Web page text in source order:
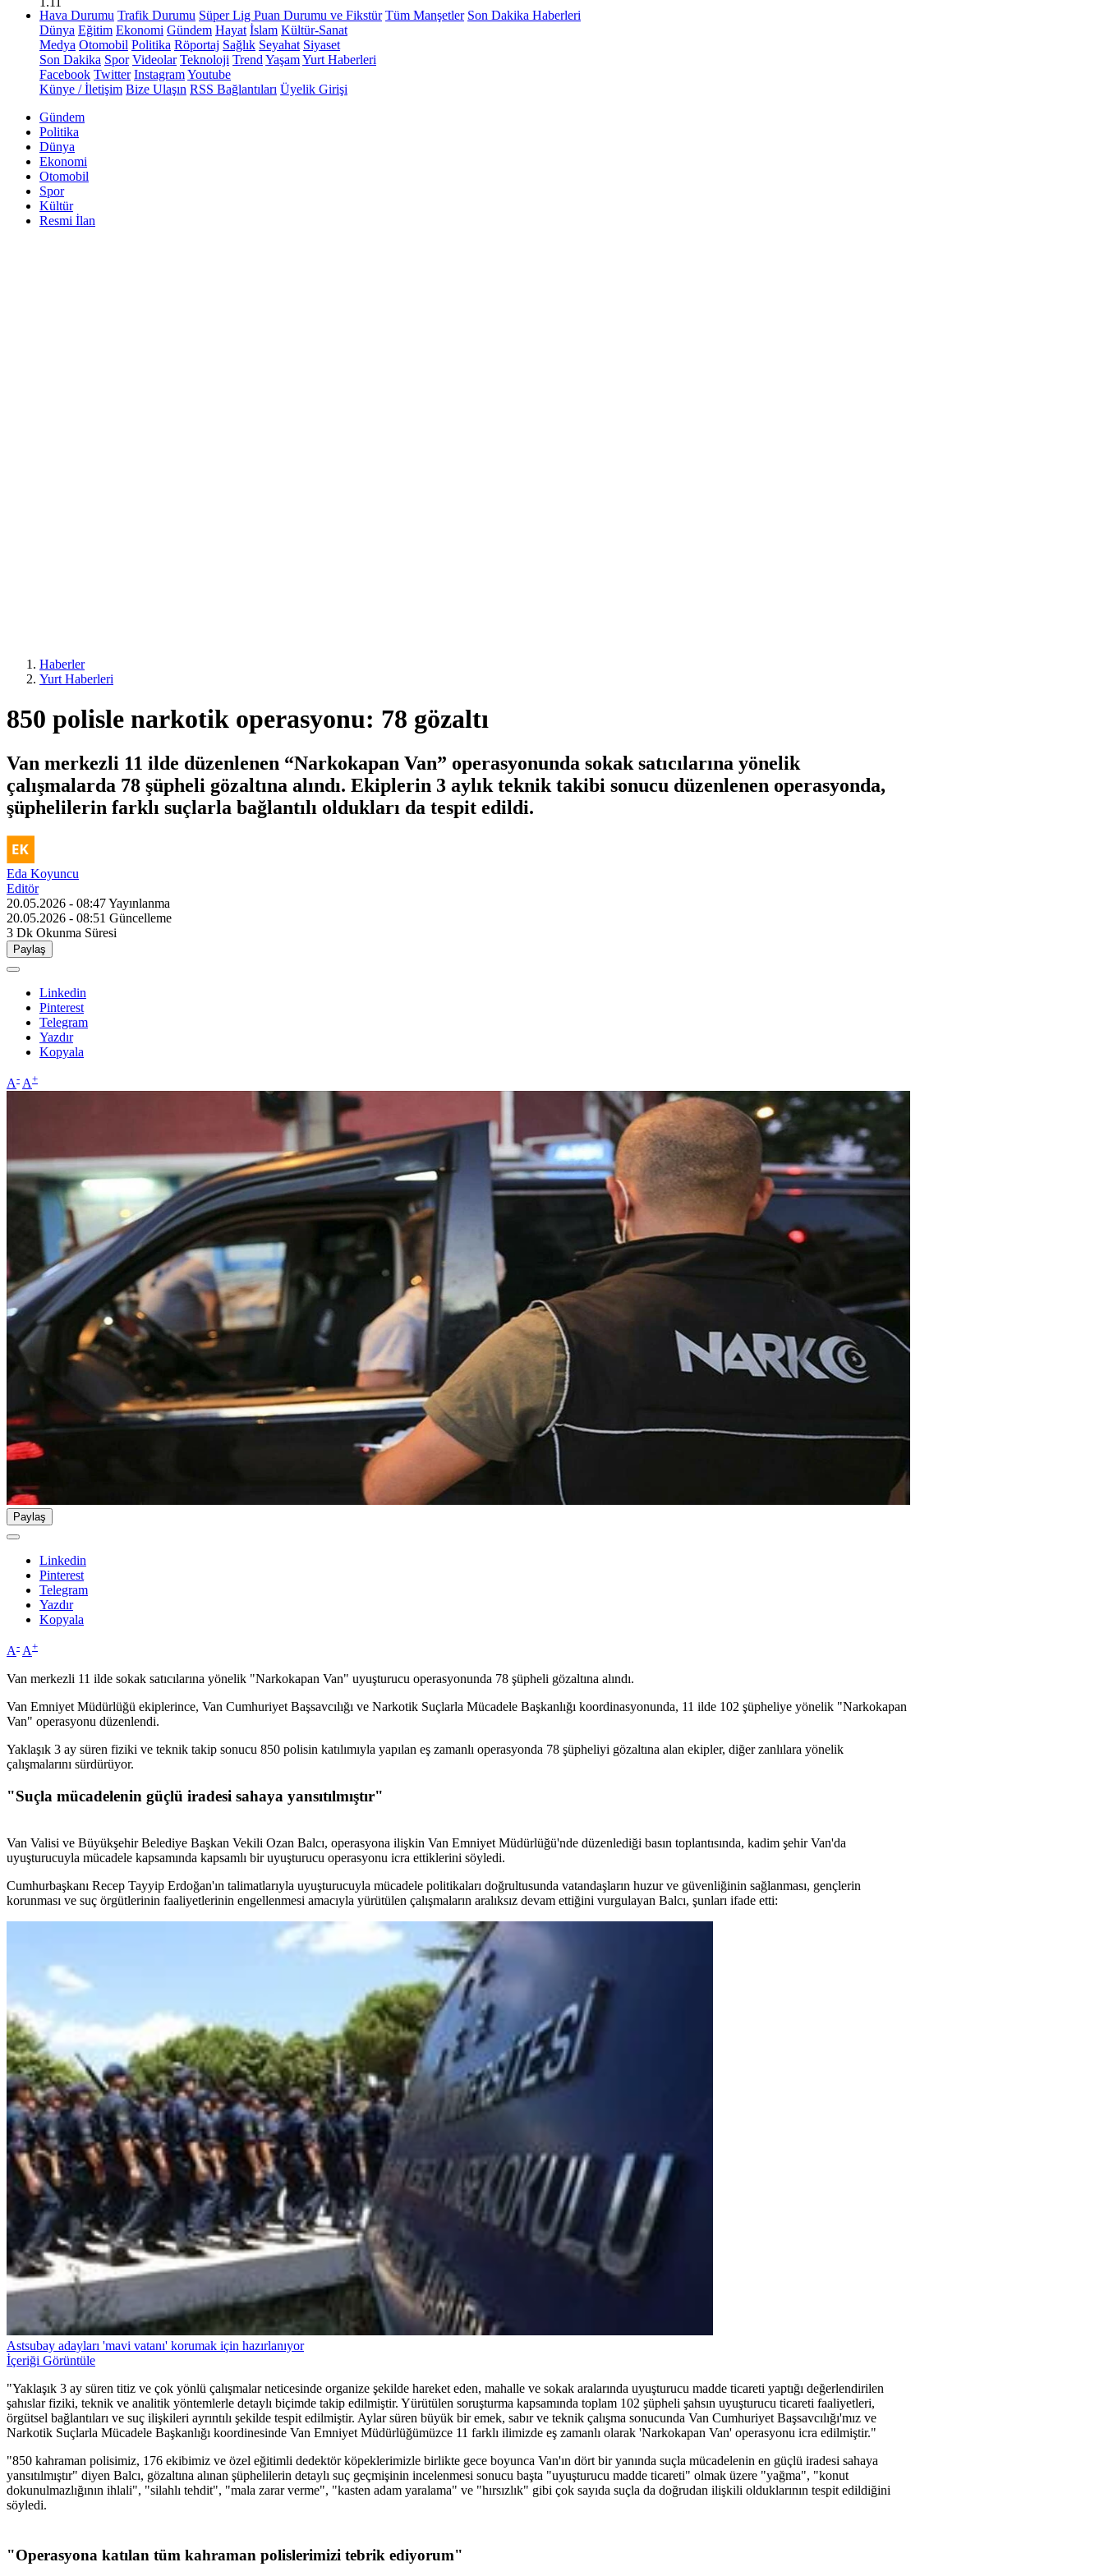
Hava Durumu Trafik Durumu Süper Lig Puan Durumu ve Fikstür Tüm Manşetler Son Dakika Haberleri
Dünya Eğitim Ekonomi Gündem Hayat İslam Kültür-Sanat
Medya Otomobil Politika Röportaj Sağlık Seyahat Siyaset
Son Dakika Spor Videolar Teknoloji Trend YaşamYurt Haberleri
Facebook Twitter InstagramYoutube
Künye / İletişim Bize Ulaşın RSS Bağlantıları Üyelik Girişi
Gündem
Politika
Dünya
Ekonomi
Otomobil
Spor
Kültür
Resmi İlan
Haberler
Yurt Haberleri
850 polisle narkotik operasyonu: 78 gözaltı
Van merkezli 11 ilde düzenlenen “Narkokapan Van” operasyonunda sokak satıcılarına yönelik
çalışmalarda 78 şüpheli gözaltına alındı. Ekiplerin 3 aylık teknik takibi sonucu düzenlenen operasyonda,
şüphelilerin farklı suçlarla bağlantılı oldukları da tespit edildi.
Eda Koyuncu
Editör
20.05.2026 - 08:47Yayınlanma
20.05.2026 - 08:51 Güncelleme
3 Dk Okunma Süresi
Paylaş
Linkedin
Pinterest
Telegram
Yazdır
Kopyala
A- A+
Paylaş
Linkedin
Pinterest
Telegram
Yazdır
Kopyala
A- A+
Van merkezli 11 ilde sokak satıcılarına yönelik "Narkokapan Van" uyuşturucu operasyonunda 78 şüpheli gözaltına alındı.
Van Emniyet Müdürlüğü ekiplerince, Van Cumhuriyet Başsavcılığı ve Narkotik Suçlarla Mücadele Başkanlığı koordinasyonunda, 11 ilde 102 şüpheliye yönelik "Narkokapan
Van" operasyonu düzenlendi.
Yaklaşık 3 ay süren fiziki ve teknik takip sonucu 850 polisin katılımıyla yapılan eş zamanlı operasyonda 78 şüpheliyi gözaltına alan ekipler, diğer zanlılara yönelik
çalışmalarını sürdürüyor.
"Suçla mücadelenin güçlü iradesi sahaya yansıtılmıştır"
Van Valisi ve Büyükşehir Belediye Başkan Vekili Ozan Balcı, operasyona ilişkin Van Emniyet Müdürlüğü'nde düzenlediği basın toplantısında, kadim şehir Van'da
uyuşturucuyla mücadele kapsamında kapsamlı bir uyuşturucu operasyonu icra ettiklerini söyledi.
Cumhurbaşkanı Recep Tayyip Erdoğan'ın talimatlarıyla uyuşturucuyla mücadele politikaları doğrultusunda vatandaşların huzur ve güvenliğinin sağlanması, gençlerin
korunması ve suç örgütlerinin faaliyetlerinin engellenmesi amacıyla yürütülen çalışmaların aralıksız devam ettiğini vurgulayan Balcı, şunları ifade etti:
Astsubay adayları 'mavi vatanı' korumak için hazırlanıyor
İçeriği Görüntüle
"Yaklaşık 3 ay süren titiz ve çok yönlü çalışmalar neticesinde organize şekilde hareket eden, mahalle ve sokak aralarında uyuşturucu madde ticareti yaptığı değerlendirilen
şahıslar fiziki, teknik ve analitik yöntemlerle detaylı biçimde takip edilmiştir. Yürütülen soruşturma kapsamında toplam 102 şüpheli şahsın uyuşturucu ticareti faaliyetleri,
örgütsel bağlantıları ve suç ilişkileri ayrıntılı şekilde tespit edilmiştir. Aylar süren büyük bir emek, sabır ve teknik çalışma sonucunda Van Cumhuriyet Başsavcılığı'mız ve
Narkotik Suçlarla Mücadele Başkanlığı koordinesinde Van Emniyet Müdürlüğümüzce 11 farklı ilimizde eş zamanlı olarak 'Narkokapan Van' operasyonu icra edilmiştir."
"850 kahraman polisimiz, 176 ekibimiz ve özel eğitimli dedektör köpeklerimizle birlikte gece boyunca Van'ın dört bir yanında suçla mücadelenin en güçlü iradesi sahaya
yansıtılmıştır" diyen Balcı, gözaltına alınan şüphelilerin detaylı suç geçmişinin incelenmesi sonucu başta "uyuşturucu madde ticareti" olmak üzere "yağma", "konut
dokunulmazlığının ihlali", "silahlı tehdit", "mala zarar verme", "kasten adam yaralama" ve "hırsızlık" gibi çok sayıda suçla da doğrudan ilişkili olduklarının tespit edildiğini
söyledi.
"Operasyona katılan tüm kahraman polislerimizi tebrik ediyorum"